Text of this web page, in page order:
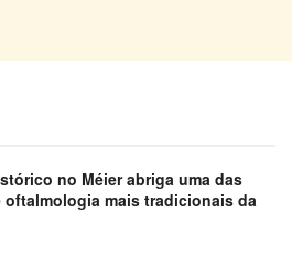
no Méier abriga uma das
mais tradicionais da